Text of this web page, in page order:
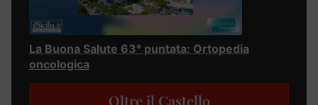
La Buona Salute 63° puntata: Ortopedia
oncologica
Oltre il Castello